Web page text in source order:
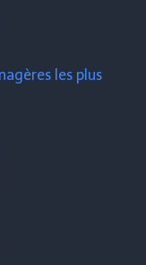
les plus